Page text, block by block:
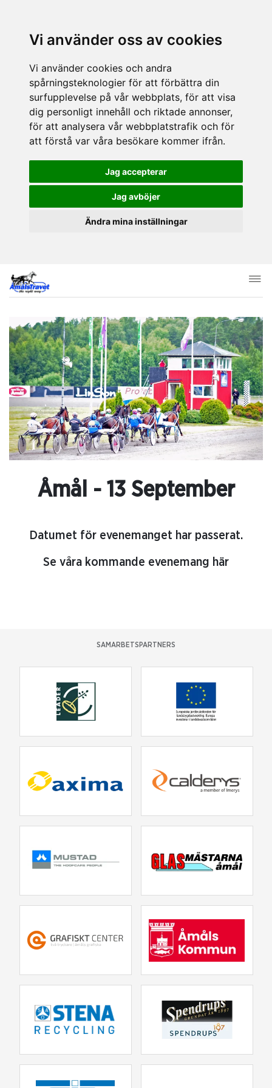
Vi använder oss av cookies
Vi använder cookies och andra
spårningsteknologier för att förbättra din
surfupplevelse på vår webbplats, för att visa
dig personligt innehåll och riktade annonser,
för att analysera vår webbplatstrafik och för
att förstå var våra besökare kommer ifrån.
Jag accepterar
Jag avböjer
Ändra mina inställningar
Åmål - 13 September
Datumet för evenemanget har passerat.
Se våra kommande evenemang här
SAMARBETSPARTNERS